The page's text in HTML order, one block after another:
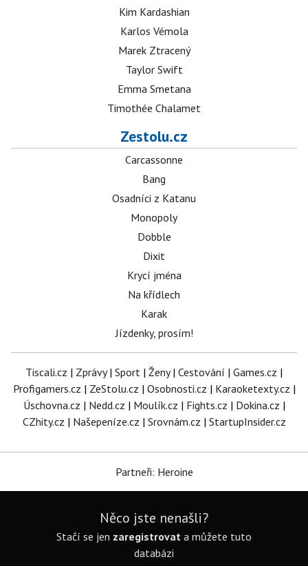
Kim Kardashian
Karlos Vémola
Marek Ztracený
Taylor Swift
Emma Smetana
Timothée Chalamet
Zestolu.cz
Carcassonne
Bang
Osadníci z Katanu
Monopoly
Dobble
Dixit
Krycí jména
Na křídlech
Karak
Jízdenky, prosím!
Tiscali.cz | Zprávy| Sport | Ženy| Cestování | Games.cz |
Profigamers.cz | ZeStolu.cz | Osobnosti.cz | Karaoketexty.cz |
Úschovna.cz | Nedd.cz | Moulík.cz | Fights.cz | Dokina.cz |
CZhity.cz | Našepeníze.cz | Srovnám.cz | StartupInsider.cz
Partneři: Heroine
Něco jste nenašli?
Stačí se jen zaregistrovat a můžete tuto
databázi